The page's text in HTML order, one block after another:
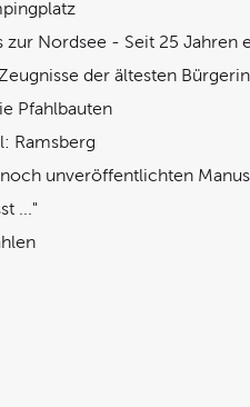
zur Nordsee - Seit 25 Jahren
der ältesten
Pfahlbauten
Ramsberg
unveröffentlichten
..."